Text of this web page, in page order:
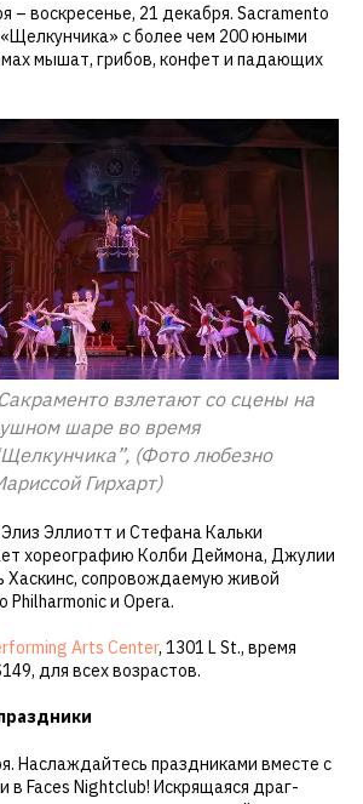
– воскресенье, 21 декабря. Sacramento
с более чем 200 юными
мышат, грибов, конфет и падающих
взлетают со сцены на
шаре во время
(Фото любезно
Гирхарт)
Эллиотт и Стефана Кальки
хореографию Колби Деймона, Джулии
Хаскинс, сопровождаемую живой
Philharmonic и Opera.
Arts Center, 1301 L St., время
для всех возрастов.
Наслаждайтесь праздниками вместе с
в Faces Nightclub! Искрящаяся драг-